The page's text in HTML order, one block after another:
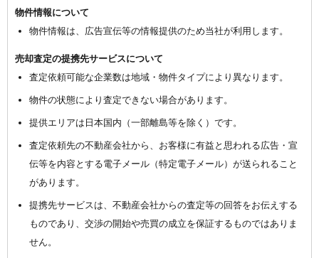
物件情報について
物件情報は、広告宣伝等の情報提供のため当社が利用します。
売却査定の提携先サービスについて
査定依頼可能な企業数は地域・物件タイプにより異なります。
物件の状態により査定できない場合があります。
提供エリアは日本国内（一部離島等を除く）です。
査定依頼先の不動産会社から、お客様に有益と思われる広告・宣
伝等を内容とする電子メール（特定電子メール）が送られること
があります。
提携先サービスは、不動産会社からの査定等の回答をお伝えする
ものであり、交渉の開始や売買の成立を保証するものではありま
せん。